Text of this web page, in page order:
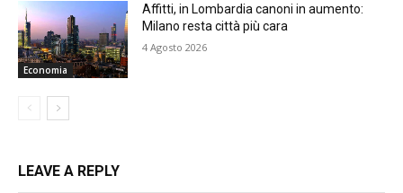
Economia
Affitti, in Lombardia canoni in aumento:
Milano resta città più cara
4 Agosto 2026
LEAVE A REPLY